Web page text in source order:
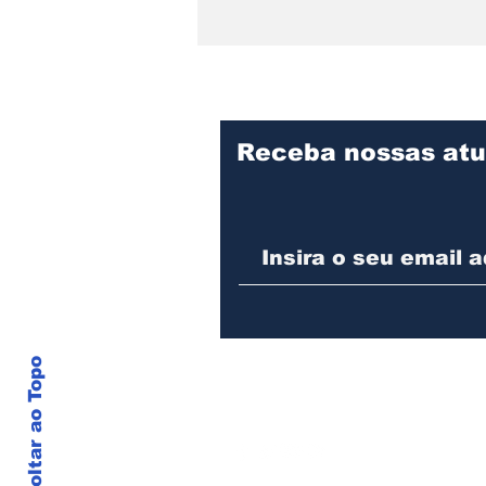
divulga programação de
agosto com oficina para
Voltar ao Topo
Receba nossas